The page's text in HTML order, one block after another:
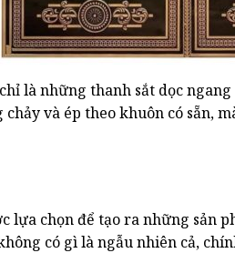
là những thanh sắt dọc
và ép theo khuôn có sẵn,
lựa chọn để tạo ra những sản
có gì là ngẫu nhiên cả,